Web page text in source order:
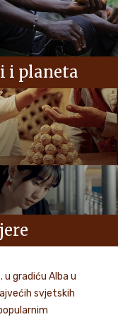
i planeta
gradiću Alba u
svjetskih